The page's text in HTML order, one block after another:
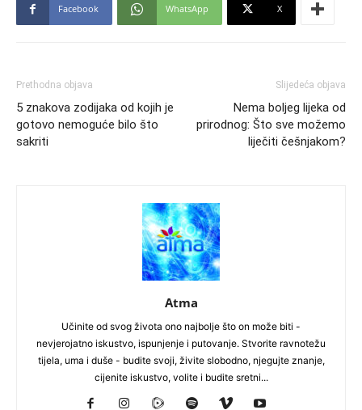
Facebook WhatsApp X
Prethodna objava
5 znakova zodijaka od kojih je
gotovo nemoguće bilo što
sakriti
Slijedeća objava
Nema boljeg lijeka od
prirodnog: Što sve možemo
liječiti češnjakom?
Atma
Učinite od svog života ono najbolje što on može biti -
nevjerojatno iskustvo, ispunjenje i putovanje. Stvorite ravnotežu
tijela, uma i duše - budite svoji, živite slobodno, njegujte znanje,
cijenite iskustvo, volite i budite sretni...